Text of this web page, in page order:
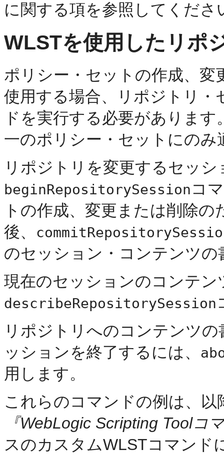
に関する項を参照してくださ
WLSTを使用したリポ
ポリシー・セットの作成、
使用する場合、リポジトリ
ドを実行する必要がありま
一のポリシー・セットにのみ
リポジトリを変更するセッ
beginRepositorySessionコ
トの作成、変更または削除
後、
のセッション・コンテンツ
現在のセッションのコンテン
describeRepositorySession
リポジトリへのコンテンツ
ッションを終了するには、
用します。
これらのコマンドの例は、
『WebLogic Scripting Toolコ
スのカスタムWLSTコマンド